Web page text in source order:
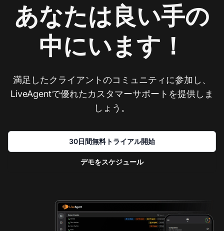
あなたは良い手の
中にいます！
満足したクライアントのコミュニティに参加し、
LiveAgentで優れたカスタマーサポートを提供しま
しょう。
30日間無料トライアル開始
デモをスケジュール